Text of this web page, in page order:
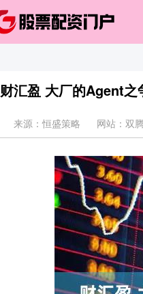
财汇盈 大厂的Agent
来源：恒盛策略 网站：双